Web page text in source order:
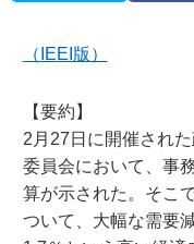
（IEEI版）
【要約】
2月27日に開催され
委員会において、事
算が示された。そこ
ついて、大幅な需要